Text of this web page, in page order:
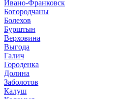
Ивано-Франковск
Богородчаны
Болехов
Бурштын
Верховина
Выгода
Галич
Городенка
Долина
Заболотов
Калуш